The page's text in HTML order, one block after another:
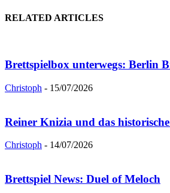
RELATED ARTICLES
Brettspielbox unterwegs: Berlin
Christoph - 15/07/2026
Reiner Knizia und das
Christoph - 14/07/2026
Brettspiel News: Duel of Meloch